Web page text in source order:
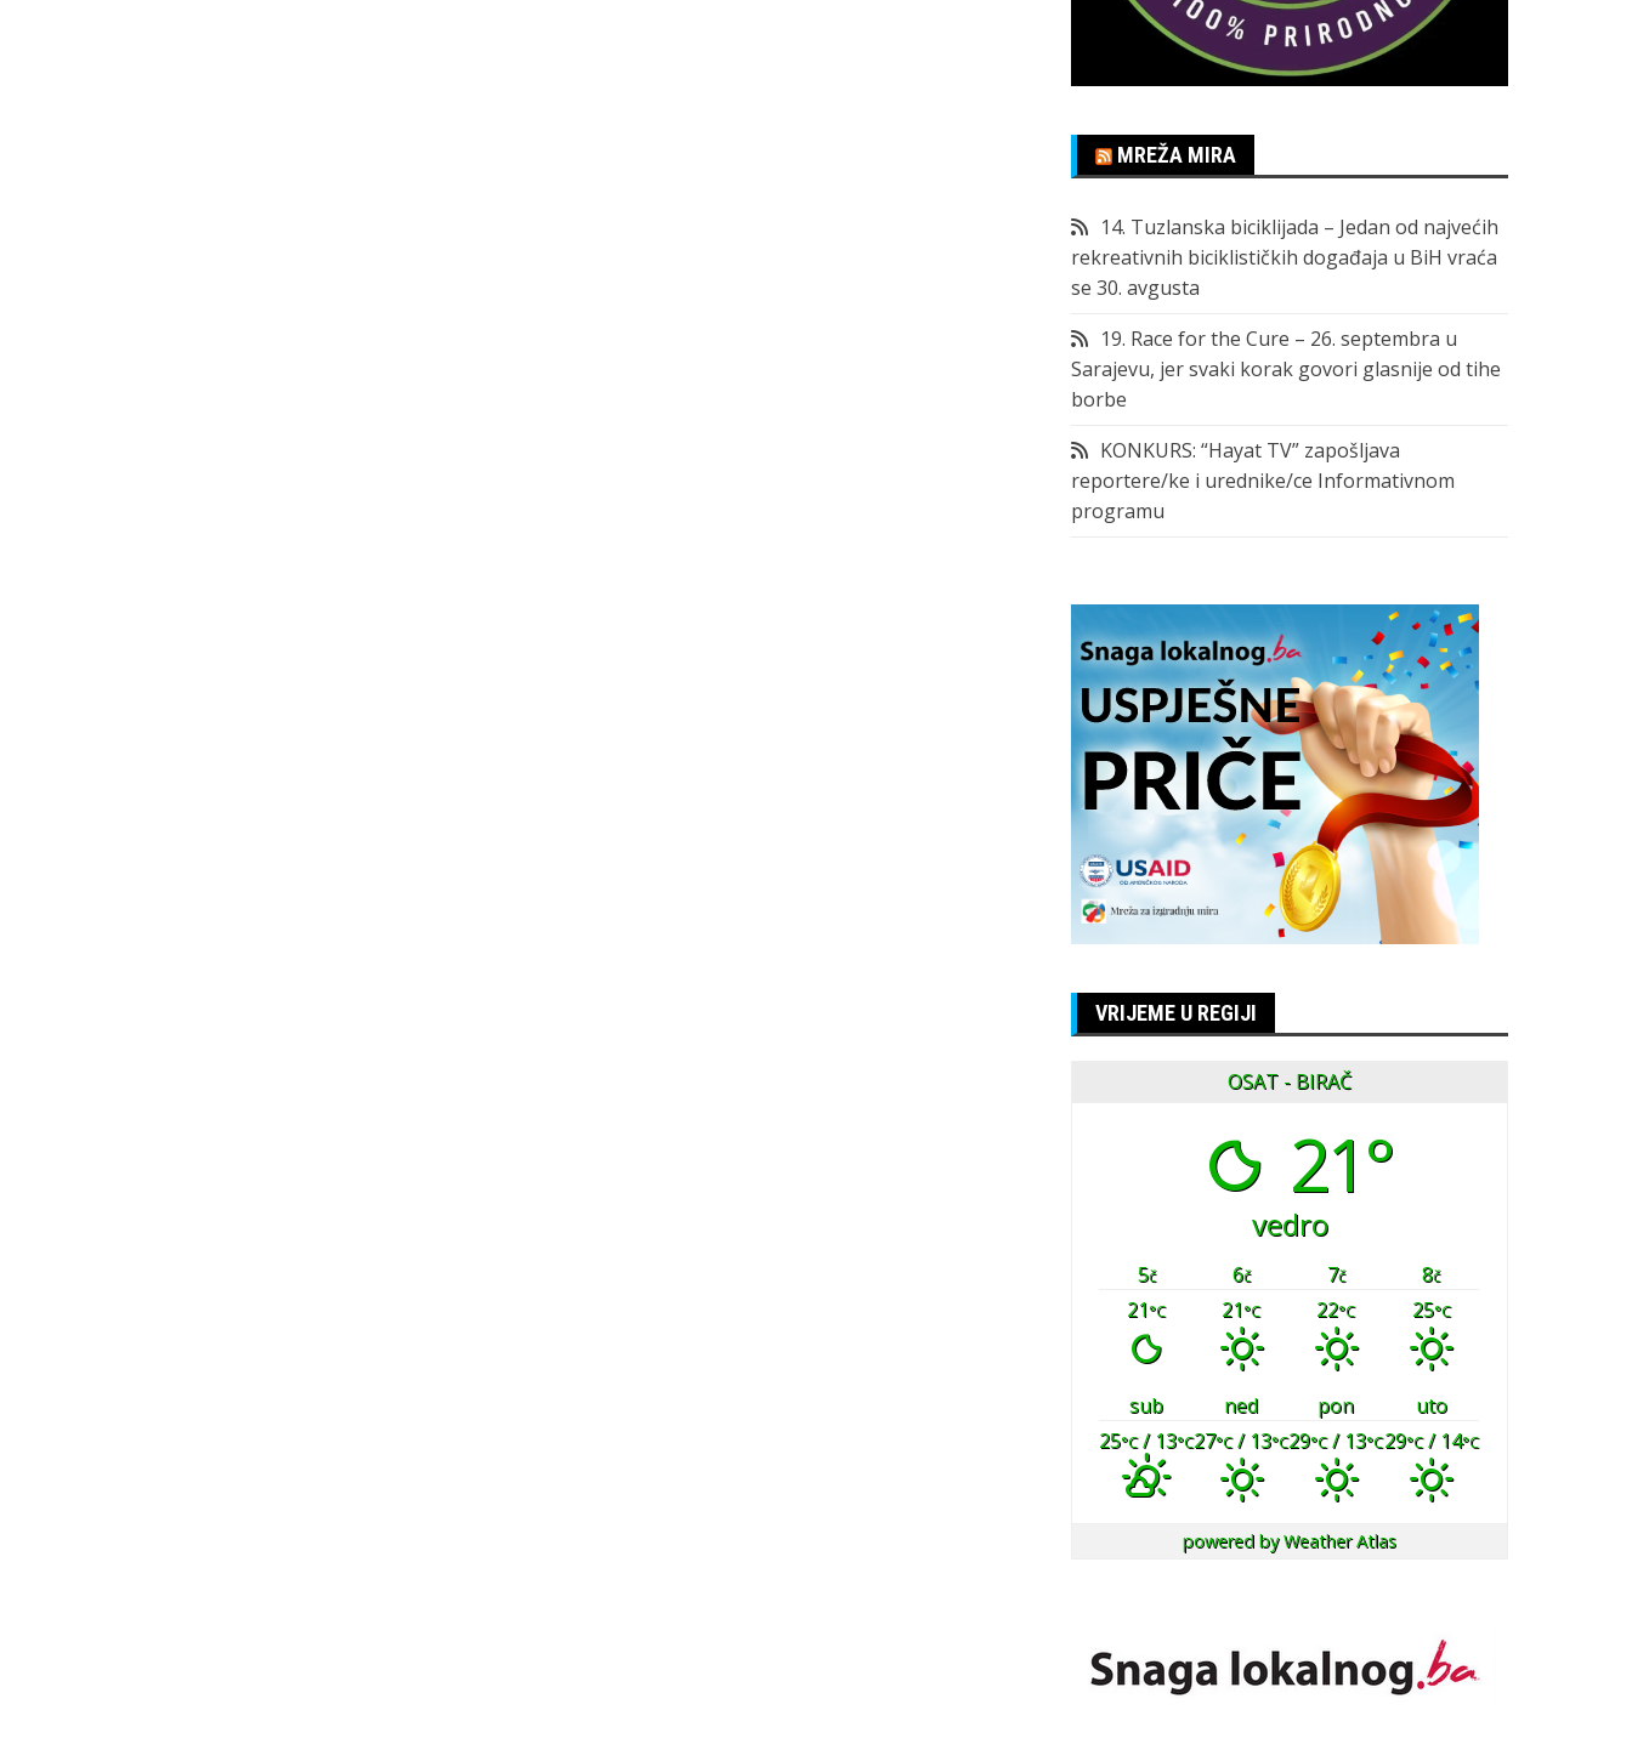
MREŽA MIRA
14. Tuzlanska biciklijada – Jedan od najvećih
rekreativnih biciklističkih događaja u BiH vraća
se 30. avgusta
19. Race for the Cure – 26. septembra u
Sarajevu, jer svaki korak govori glasnije od tihe
borbe
KONKURS: “Hayat TV” zapošljava
reportere/ke i urednike/ce Informativnom
programu
VRIJEME U REGIJI
OSAT - BIRAČ
21°
vedro
5č 6č 7č 8č
21°C 21°C 22°C 25°C
sub ned pon
uto
25°C/ 13°C27°C/ 13°C29°C/ 13°C29°C/ 14°C
powered byWeather Atlas